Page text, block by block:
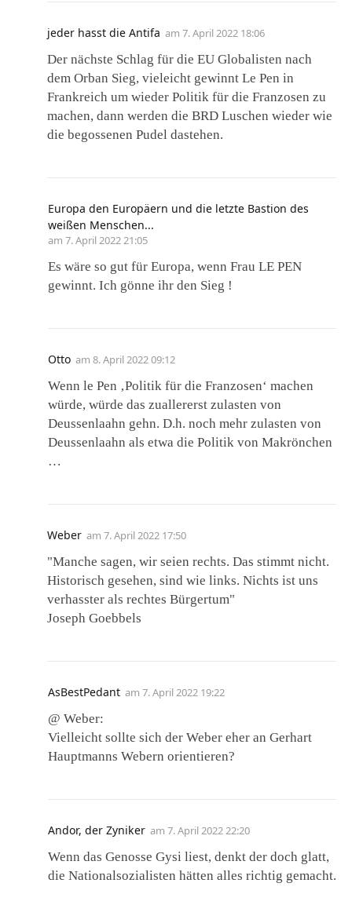
jeder hasst die Antifa am 7. April 2022 18:06
Der nächste Schlag für die EU Globalisten nach
dem Orban Sieg, vieleicht gewinnt Le Pen in
Frankreich um wieder Politik für die Franzosen zu
machen, dann werden die BRD Luschen wieder wie
die begossenen Pudel dastehen.
Europa den Europäern und die letzte Bastion des
weißen Menschen...
am 7. April 2022 21:05
Es wäre so gut für Europa, wenn Frau LE PEN
gewinnt. Ich gönne ihr den Sieg !
Otto am 8. April 2022 09:12
Wenn le Pen ‚Politik für die Franzosen‘ machen
würde, würde das zuallererst zulasten von
Deussenlaahn gehn. D.h. noch mehr zulasten von
Deussenlaahn als etwa die Politik von Makrönchen
…
Weber am 7. April 2022 17:50
"Manche sagen, wir seien rechts. Das stimmt nicht.
Historisch gesehen, sind wie links. Nichts ist uns
verhasster als rechtes Bürgertum"
Joseph Goebbels
AsBestPedant am 7. April 2022 19:22
@ Weber:
Vielleicht sollte sich der Weber eher an Gerhart
Hauptmanns Webern orientieren?
Andor, der Zyniker am 7. April 2022 22:20
Wenn das Genosse Gysi liest, denkt der doch glatt,
die Nationalsozialisten hätten alles richtig gemacht.